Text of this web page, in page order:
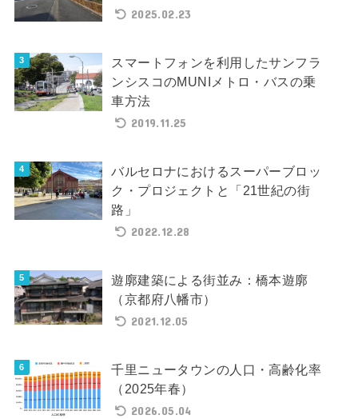
2025.02.23
スマートフォンを利用したサンフラ
ンシスコのMUNIメトロ・バスの乗
車方法
2019.11.25
バルセロナにおけるスーパーブロッ
ク・プロジェクトと「21世紀の街
路」
2022.12.28
遊廓建築による街並み：橋本遊廓
（京都府八幡市）
2021.12.05
千里ニュータウンの人口・高齢化率
（2025年春）
2026.05.04